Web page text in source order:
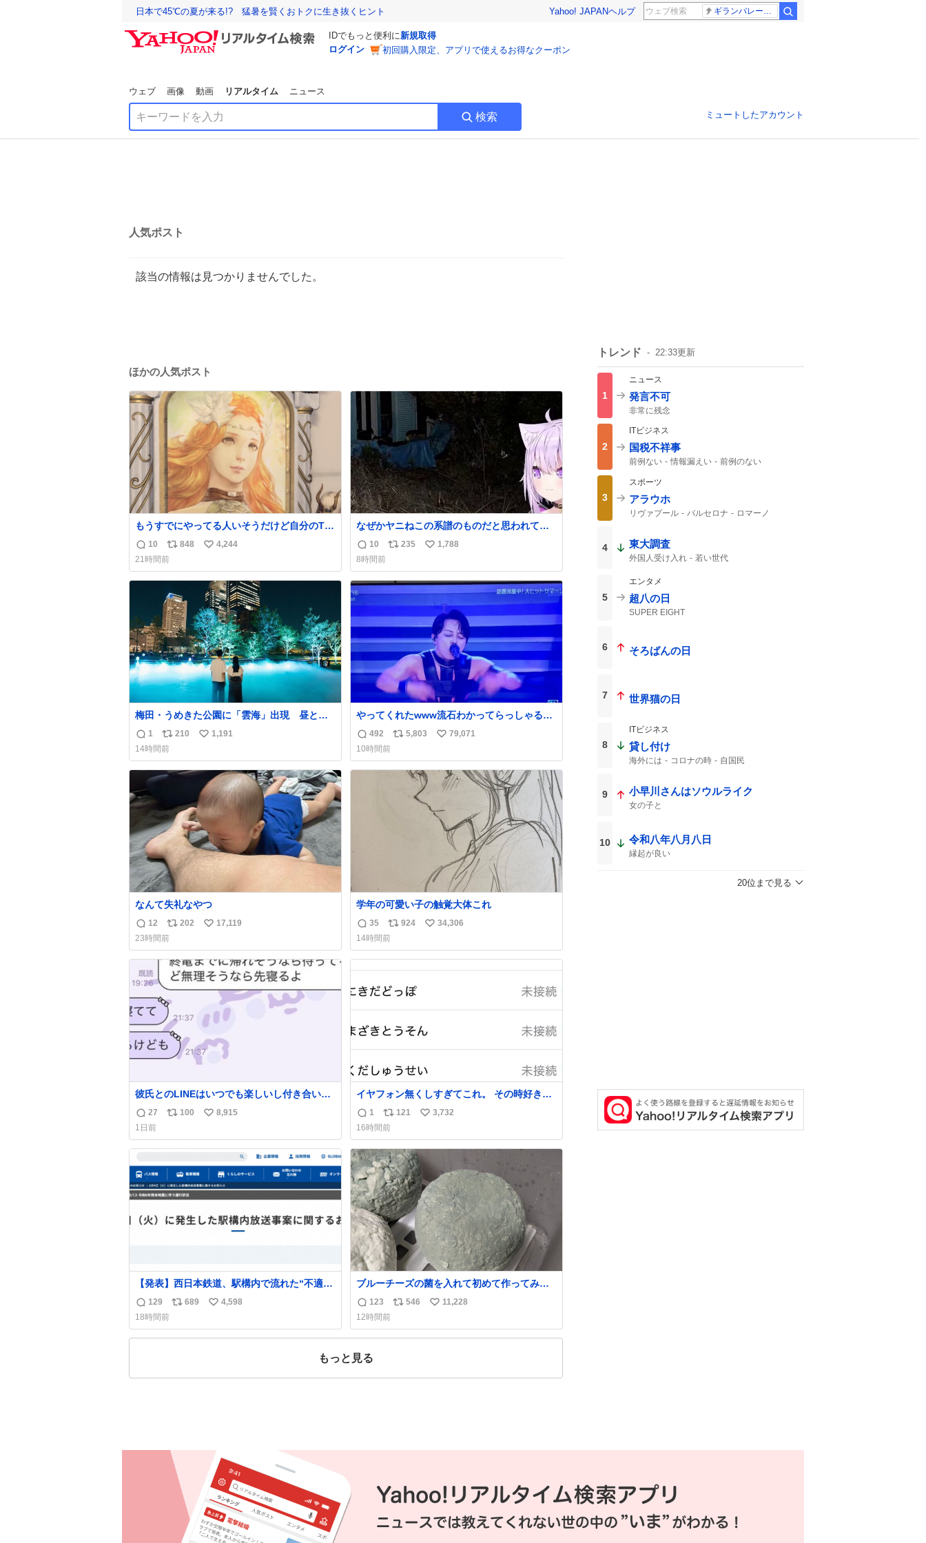
日本で45℃の夏が来る!? 猛暑を賢くおトクに生き抜くヒント Yahoo! JAPANヘルプ ギランバレー症候群
IDでもっと便利に新規取得
ログイン
初回購入限定、アプリで使えるお得なクーポン
ウェブ 画像 動画 リアルタイム ニュース
検索 ミュートしたアカウント
人気ポスト
該当の情報は見つかりませんでした。
ほかの人気ポスト
もうすでにやってる人いそうだけど自分のTL
で見かけてない
返
信
数
10
リ
ポ
ス
ト
数
848
い
ね
数
4,244
21時間前
なぜかヤニねこの系譜のものだと思われてい
るおかゆん #生おかゆ
返
信
数
10
リ
ス
ト
数
235
い
ね
数
1,788
8時間前
梅田・うめきた公園に「雲海」出現 昼と夜
で異なる演出、昨年は50万人来場
umeda.keizai.biz/headline/4657/
返
信
数
1
リ
ポ
ス
210
い
ね
数
1,191
14時間前
やってくれたwww流石わかってらっしゃる🤣
🤣🤣 #Mステ #西川貴教
返
信
数
492
リ
ス
5,803
い
ね
数
79,071
10時間前
なんて失礼なやつ
返
信
数
12
リ
ポ
ス
ト
数
202
い
ね
数
17,119
23時間前
学年の可愛い子の触覚大体これ
返
信
数
35
リ
ポ
ス
数
924
い
ね
34,306
14時間前
彼氏とのLINEはいつでも楽しいし付き合いた
ての頃の嬉しかったLINEは無限にあるけど(同
棲前は1日で各50通くらい送りあってたし)最
近嬉しかったのはこれ
返
信
数
27
リ
ス
数
100
い
ね
8,915
1日前
イヤフォン無くしすぎてこれ。 その時好きだ
った男のセコムの名前にしてる
返
信
数
1
リ
ポ
ス
ト
数
121
い
ね
数
3,732
16時間前
【発表】西日本鉄道、駅構内で流れた“不適切
音声”に声明「被害届も検討」
news.livedoor.com/article/detail… 4日に西
鉄福岡（天神）駅および薬院駅で発生した駅
構内放送事案について声明を公表した。「第
返
信
数
129
リ
ス
689
い
ね
4,598
18時間前
ブルーチーズの菌を入れて初めて作ってみた
チーズなんだけど 本能でちょっとヤバいと思
っちゃう見た目だな
返
信
数
123
リ
ス
546
い
ね
11,228
12時間前
もっと見る
トレンド 22:33更新
1
ニュース
発言不可
非常に残念
2
ITビジネス
国税不祥事
前例ない 情報漏えい 前例のない
3
スポーツ
アラウホ
リヴァプール バルセロナ
ロマーノ
4 東大調査
外国人受け入れ 若い世代
5
エンタメ
超八の日
SUPER EIGHT
6 そろばんの日
7 世界猫の日
8
ITビジネス
貸し付け
海外には コロナの時 自国民
9 小早川さんはソウルライク
女の子と
10 令和八年八月八日
縁起が良い
20位まで見る